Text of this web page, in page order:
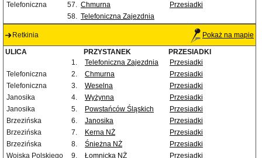
Telefoniczna
57. Chmurna
Przesiadki
58. Telefoniczna Zajezdnia
Retkinia Pokaż na mapie
ULICA PRZYSTANEK
PRZESIADKI
1.
Telefoniczna Zajezdnia
Przesiadki
Telefoniczna
2. Chmurna
Przesiadki
Telefoniczna
3. Weselna
Przesiadki
Janosika
4. Wyżynna
Przesiadki
Janosika
5. Powstańców Śląskich
Przesiadki
Brzezińska
6. Janosika
Przesiadki
Brzezińska
7. Kerna NŻ
Przesiadki
Brzezińska
8. Śnieżna NŻ
Przesiadki
Wojska Polskiego
9. Łomnicka NŻ
Przesiadki